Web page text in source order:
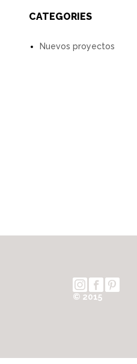
CATEGORIES
Nuevos proyectos
© 2015